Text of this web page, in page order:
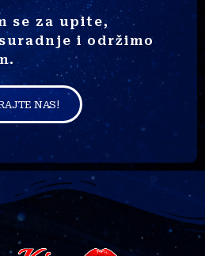
se za upite,
i održimo
NAS!